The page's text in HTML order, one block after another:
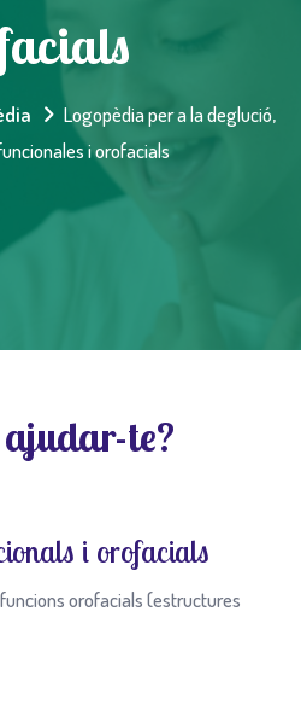
Logopèdia per a la deglució,
i orofacials
ajudar-te?
i orofacials
orofacials (estructures